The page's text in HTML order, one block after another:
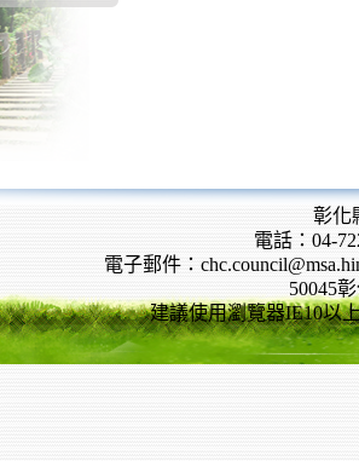
彰化
電話：04-
電子郵件：
50045
建議使用瀏覽器IE10以